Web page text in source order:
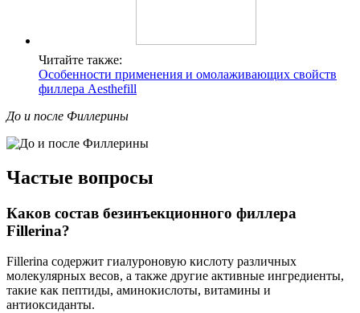
Читайте также:
Особенности применения и омолаживающих свойств
филлера Аesthefill
До и после Филлерины
Частые вопросы
Каков состав безинъекционного филлера
Fillerina?
Fillerina содержит гиалуроновую кислоту различных
молекулярных весов, а также другие активные ингредиенты,
такие как пептиды, аминокислоты, витамины и
антиоксиданты.